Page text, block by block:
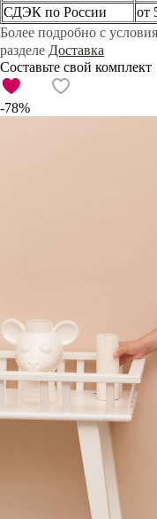
СДЭК по России
от
Более подробно с
разделе Доставка
Составьте свой комплект
-78%